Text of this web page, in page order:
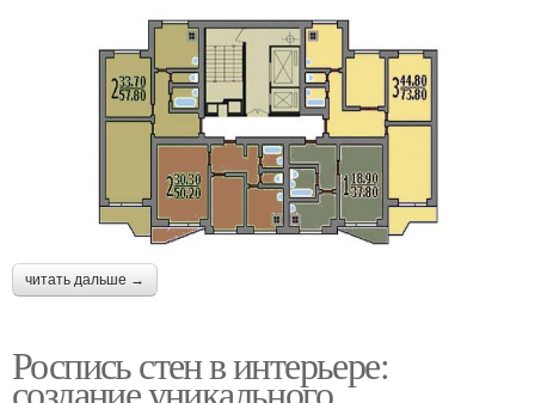
читать дальше →
Роспись стен в интерьере:
создание уникального